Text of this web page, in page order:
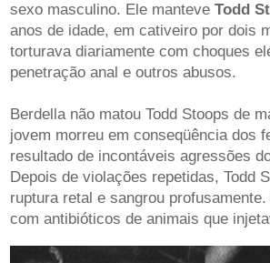
sexo masculino. Ele manteve Todd
anos de idade, em cativeiro por dois
torturava diariamente com choques
penetração anal e outros abusos.
Berdella não matou Todd Stoops de
jovem morreu em conseqüência dos
resultado de incontáveis agressões
Depois de violações repetidas, Todd
ruptura retal e sangrou
com antibióticos de animais que